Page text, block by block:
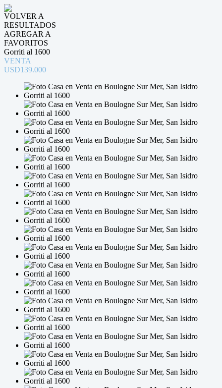
VOLVER A
RESULTADOS
AGREGAR A
FAVORITOS
Gorriti al 1600
VENTA
USD139.000